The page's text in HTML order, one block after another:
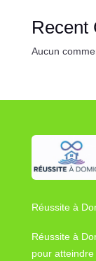
Recent
Aucun
Réussite à
Réussite à
pour